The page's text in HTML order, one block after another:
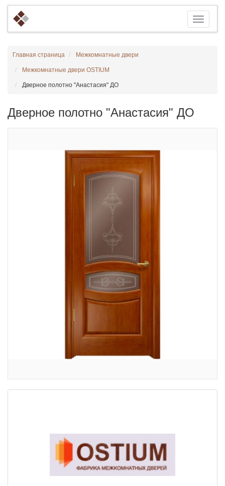
Главная страница Межкомнатные двери
Межкомнатные двери OSTIUM
Дверное полотно "Анастасия" ДО
Дверное полотно "Анастасия" ДО